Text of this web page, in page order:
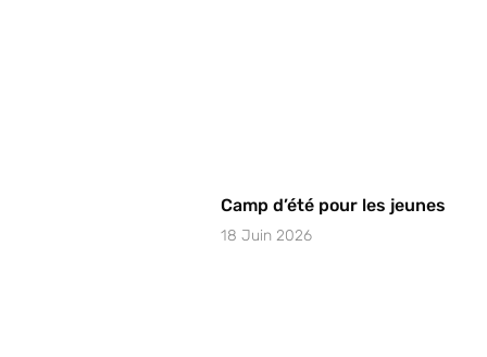
Camp d’été pour les jeunes
18 Juin 2026